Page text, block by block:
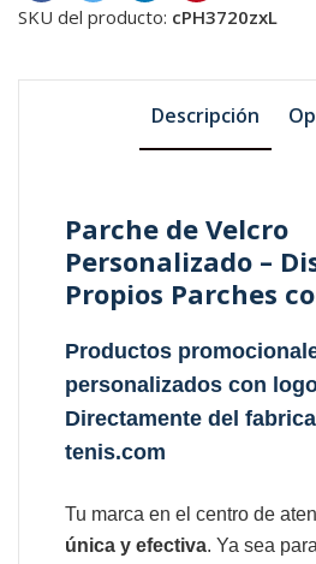
SKU del producto: cPH3720zxL
Descripción
Parche de Velcro
Personalizado –
Propios Parches
Productos
personalizados con
Directamente del
tenis.com
Tu marca en el centro de
única y efectiva. Ya sea